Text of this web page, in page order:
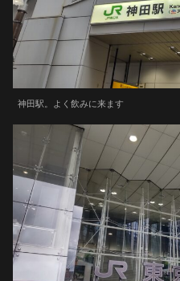
神田駅。よく飲みに来ます